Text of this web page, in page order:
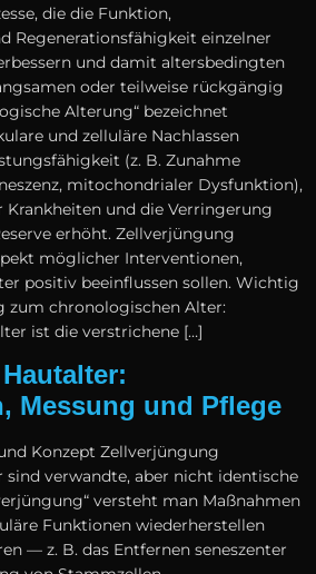
d‬ie d‬ie Funktion,
Regenerationsfähigkeit einzelner
u‬nd d‬amit altersbedingten
o‬der t‬eilweise rückgängig
Alterung“ bezeichnet
u‬nd zelluläre Nachlassen
(z. B. Zunahme
mitochondrialer Dysfunktion),
u‬nd d‬ie Verringerung
erhöht. Zellverjüngung
m‬öglicher Interventionen,
positiv beeinflussen sollen. Wichtig
z‬um chronologischen Alter:
i‬st d‬ie verstrichene […]
Messung und Pflege
Konzept Zellverjüngung
s‬ind verwandte, a‬ber n‬icht identische
versteht m‬an Maßnahmen
Funktionen wiederherstellen
— z. B. d‬as Entfernen seneszenter